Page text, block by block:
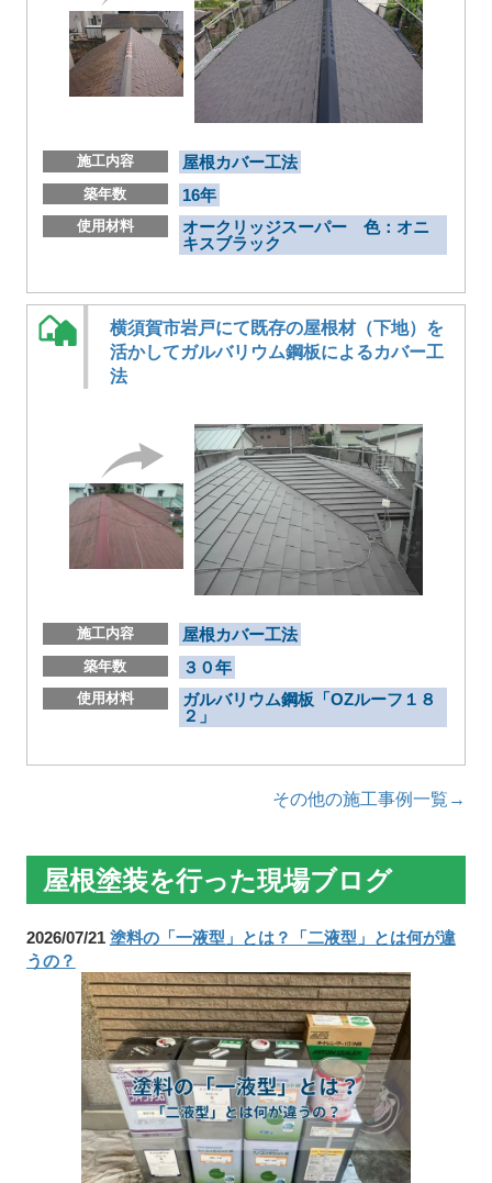
施工内容 屋根カバー工法
築年数 16年
使用材料
オークリッジスーパー 色：オニ
キスブラック
横須賀市岩戸にて既存の屋根材（下地）を
活かしてガルバリウム鋼板によるカバー工
法
施工内容 屋根カバー工法
築年数 ３０年
使用材料
ガルバリウム鋼板「OZルーフ１８
２」
その他の施工事例一覧→
屋根塗装を行った現場ブログ
2026/07/21 塗料の「一液型」とは？「二液型」とは何が違
うの？